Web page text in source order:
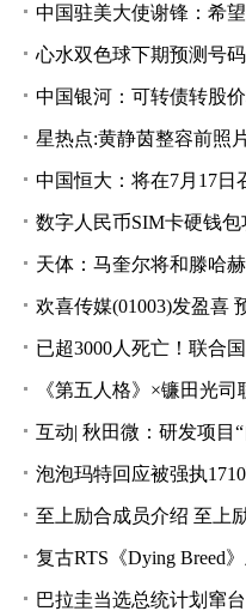
中国驻美大使谢锋：希望广大在美侨胞再创
心水双色球下期预测号
中国银河：可转债转股
星热点:黄静茵整容前照
中国恒大：将在7月17日召开董事
数字人民币SIM卡硬钱包功能将
天体：马奎尔将和滕哈赫确
欢喜传媒(01003)发盈喜
已超3000人死亡！联合
《第五人格》×镰田光
互动| 秋田微：研发项目“自动驾驶激光雷
泡泡玛特回应被强执1710万
至上励合成员介绍 至上
复古RTS《Dying Breed
巴拉圭当选总统计划窜台，